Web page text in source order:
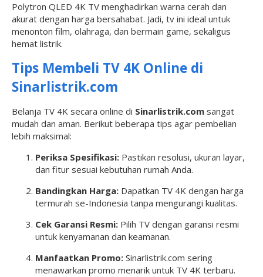
Polytron QLED 4K TV menghadirkan warna cerah dan
akurat dengan harga bersahabat. Jadi, tv ini ideal untuk
menonton film, olahraga, dan bermain game, sekaligus
hemat listrik.
Tips Membeli TV 4K Online di
Sinarlistrik.com
Belanja TV 4K secara online di Sinarlistrik.com sangat
mudah dan aman. Berikut beberapa tips agar pembelian
lebih maksimal:
Periksa Spesifikasi: Pastikan resolusi, ukuran layar,
dan fitur sesuai kebutuhan rumah Anda.
Bandingkan Harga: Dapatkan TV 4K dengan harga
termurah se-Indonesia tanpa mengurangi kualitas.
Cek Garansi Resmi: Pilih TV dengan garansi resmi
untuk kenyamanan dan keamanan.
Manfaatkan Promo: Sinarlistrik.com sering
menawarkan promo menarik untuk TV 4K terbaru.